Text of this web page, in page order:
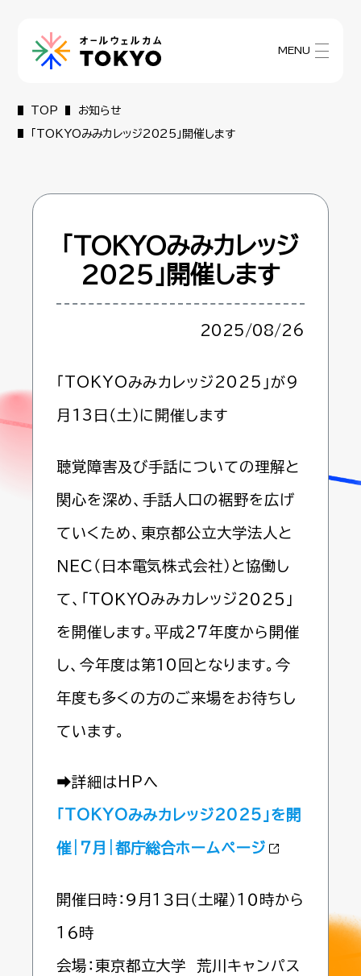
MENU
TOP お知らせ
「TOKYOみみカレッジ2025」開催します
「TOKYOみみカレッジ
2025」開催します
2025/08/26
「TOKYOみみカレッジ2025」が9
月13日（土）に開催します
聴覚障害及び手話についての理解と
関心を深め、手話人口の裾野を広げ
ていくため、東京都公立大学法人と
ＮＥＣ（日本電気株式会社）と協働し
て、「ＴＯＫＹＯみみカレッジ２０２５」
を開催します。平成27年度から開催
し、今年度は第10回となります。今
年度も多くの方のご来場をお待ちし
ています。
➡詳細はHPへ
「TOKYOみみカレッジ2025」を開
催|7月|都庁総合ホームページ
開催日時：９月１３日（土曜）１０時から
１６時
会場：東京都立大学 荒川キャンパス